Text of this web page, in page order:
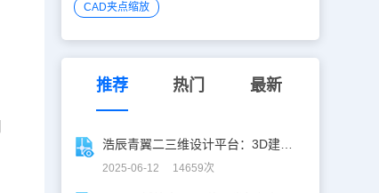
CAD夹点缩放
推荐 热门 最新
2025-06-12 14659次